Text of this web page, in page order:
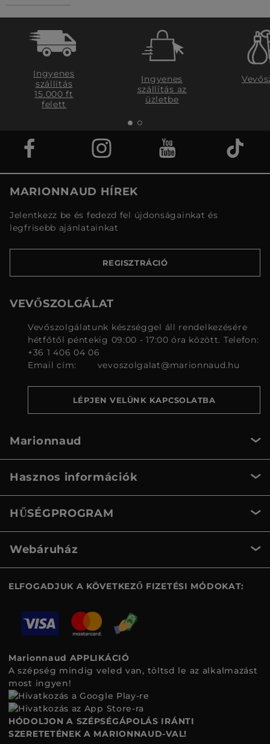
Ingyenes
szállítás
15.000 ft
felett
Ingyenes
szállítás az
üzletbe
MARIONNAUD HÍREK
Jelentkezz be és fedezd fel újdonságainkat és
legfrisebb ajánlatainkat
REGISZTRÁCIÓ
VEVŐSZOLGÁLAT
Vevőszolgálatunk készséggel áll rendelkezésére
hétfőtől péntekig 09:00 - 17:00 óra között. Telefon:
+36 1 406 04 06
Email cím:
vevoszolgalat@marionnaud.hu
LÉPJEN VELÜNK KAPCSOLATBA
Marionnaud
Hasznos információk
HŰSÉGPROGRAM
Webáruház
ELFOGADJUK A KÖVETKEZŐ FIZETÉSI MÓDOKAT:
Marionnaud APPLIKÁCIÓ
A szépség mindig veled van, töltsd le az alkalmazást
most ingyen!
HÓDOLJON A SZÉPSÉGÁPOLÁS IRÁNTI
SZERETETÉNEK A MARIONNAUD-VAL!